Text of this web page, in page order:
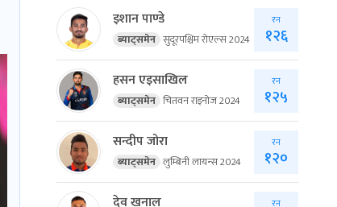
इशान पाण्डे
ब्याट्समेन सुदूरपश्चिम रोएल्स 2024
रन
१२६
हसन एइसाखिल
ब्याट्समेन चितवन राइनोज 2024
रन
१२५
सन्दीप जोरा
ब्याट्समेन लुम्बिनी लायन्स 2024
रन
१२०
देव खनाल रन